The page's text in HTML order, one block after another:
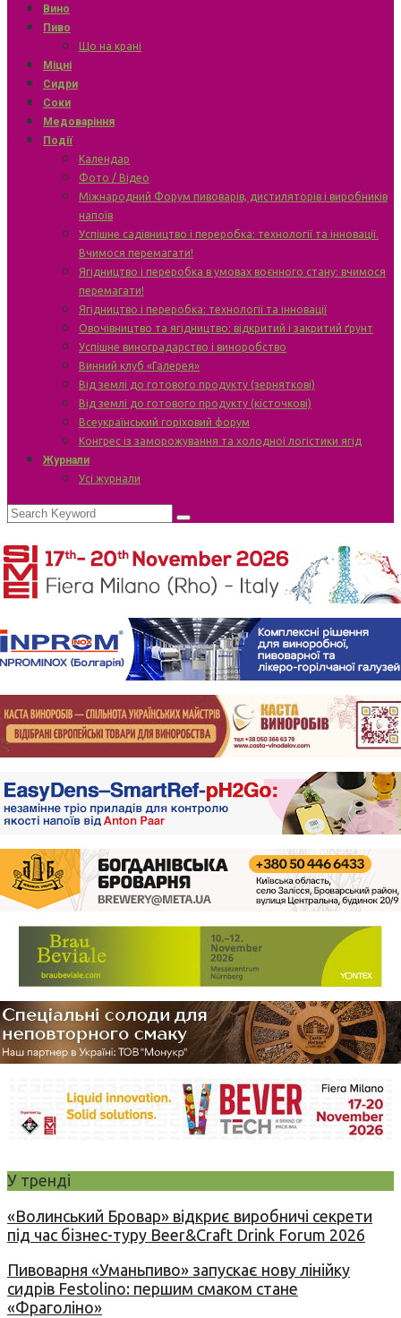
Вино
Пиво
Що на крані
Міцні
Сидри
Соки
Медоваріння
Події
Календар
Фото / Відео
Міжнародний Форум пивоварів, дистиляторів і виробників
напоїв
Успішне садівництво і переробка: технології та інновації.
Вчимося перемагати!
Ягідництво і переробка в умовах воєнного стану: вчимося
перемагати!
Ягідництво і переробка: технології та інновації
Овочівництво та ягідництво: відкритий і закритий ґрунт
Успішне виноградарство і виноробство
Винний клуб «Галерея»
Від землі до готового продукту (зерняткові)
Від землі до готового продукту (кісточкові)
Всеукраїнський горіховий форум
Конгрес із заморожування та холодної логістики ягід
Журнали
Усі журнали
У тренді
«Волинський Бровар» відкриє виробничі секрети
під час бізнес-туру Beer&Craft Drink Forum 2026
Пивоварня «Уманьпиво» запускає нову лінійку
сидрів Festolino: першим смаком стане
«Фраголіно»